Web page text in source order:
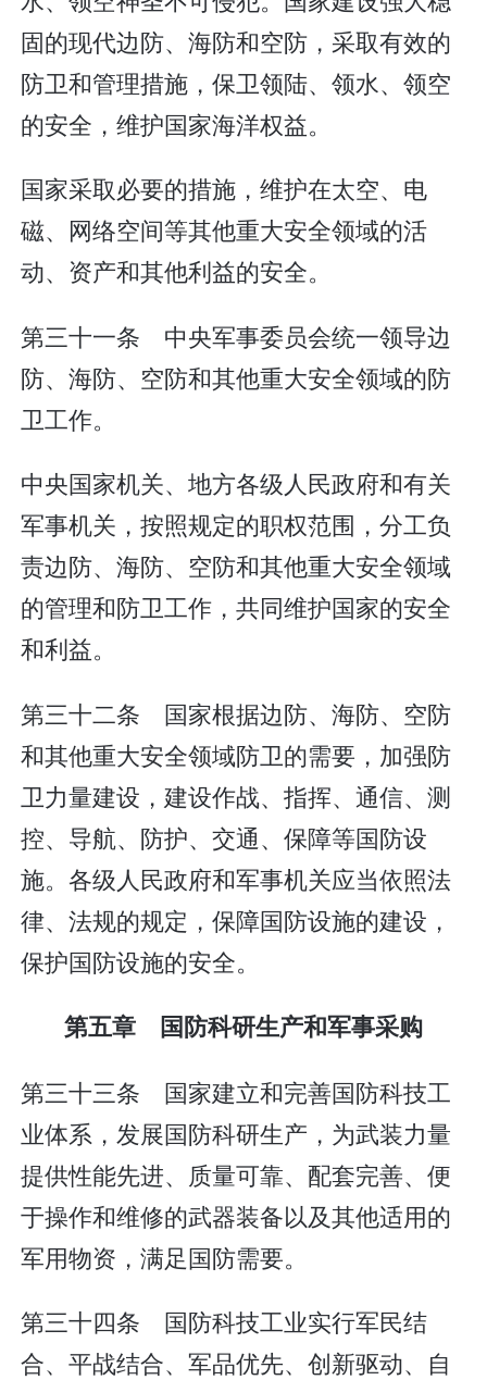
固的现代边防、海防和空防，采取有效的
防卫和管理措施，保卫领陆、领水、领空
的安全，维护国家海洋权益。
国家采取必要的措施，维护在太空、电
磁、网络空间等其他重大安全领域的活
动、资产和其他利益的安全。
第三十一条 中央军事委员会统一领导边
防、海防、空防和其他重大安全领域的防
卫工作。
中央国家机关、地方各级人民政府和有关
军事机关，按照规定的职权范围，分工负
责边防、海防、空防和其他重大安全领域
的管理和防卫工作，共同维护国家的安全
和利益。
第三十二条 国家根据边防、海防、空防
和其他重大安全领域防卫的需要，加强防
卫力量建设，建设作战、指挥、通信、测
控、导航、防护、交通、保障等国防设
施。各级人民政府和军事机关应当依照法
律、法规的规定，保障国防设施的建设，
保护国防设施的安全。
第五章 国防科研生产和军事采购
第三十三条 国家建立和完善国防科技工
业体系，发展国防科研生产，为武装力量
提供性能先进、质量可靠、配套完善、便
于操作和维修的武器装备以及其他适用的
军用物资，满足国防需要。
第三十四条 国防科技工业实行军民结
合、平战结合、军品优先、创新驱动、自